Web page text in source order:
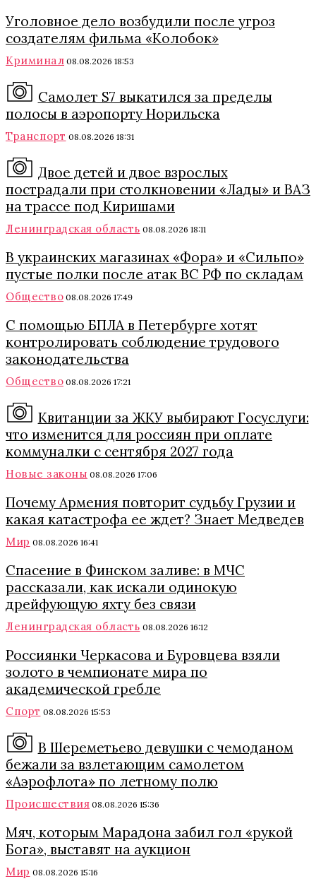
Уголовное дело возбудили после угроз
создателям фильма «Колобок»
Криминал 08.08.2026 18:53
Самолет S7 выкатился за пределы
полосы в аэропорту Норильска
Транспорт 08.08.2026 18:31
Двое детей и двое взрослых
пострадали при столкновении «Лады» и ВАЗ
на трассе под Киришами
Ленинградская область 08.08.2026 18:11
В украинских магазинах «Фора» и «Сильпо»
пустые полки после атак ВС РФ по складам
Общество 08.08.2026 17:49
С помощью БПЛА в Петербурге хотят
контролировать соблюдение трудового
законодательства
Общество 08.08.2026 17:21
Квитанции за ЖКУ выбирают Госуслуги:
что изменится для россиян при оплате
коммуналки с сентября 2027 года
Новые законы 08.08.2026 17:06
Почему Армения повторит судьбу Грузии и
какая катастрофа ее ждет? Знает Медведев
Мир 08.08.2026 16:41
Спасение в Финском заливе: в МЧС
рассказали, как искали одинокую
дрейфующую яхту без связи
Ленинградская область 08.08.2026 16:12
Россиянки Черкасова и Буровцева взяли
золото в чемпионате мира по
академической гребле
Спорт 08.08.2026 15:53
В Шереметьево девушки с чемоданом
бежали за взлетающим самолетом
«Аэрофлота» по летному полю
Происшествия 08.08.2026 15:36
Мяч, которым Марадона забил гол «рукой
Бога», выставят на аукцион
Мир 08.08.2026 15:16